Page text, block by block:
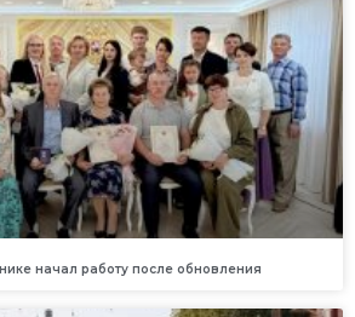
начал работу после обновления